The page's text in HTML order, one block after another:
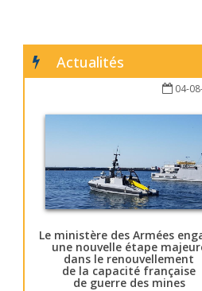
Actualités
04-
Le ministère des Armées
une nouvelle étape
dans le renouvellement
de la capacité française
de guerre des mines